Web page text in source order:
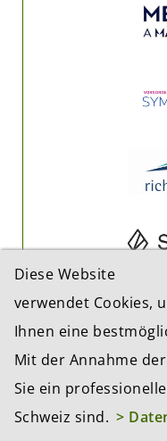
Diese Website
verwendet Cookies,
Ihnen eine
Mit der Annahme
Sie ein
Schweiz sind. >